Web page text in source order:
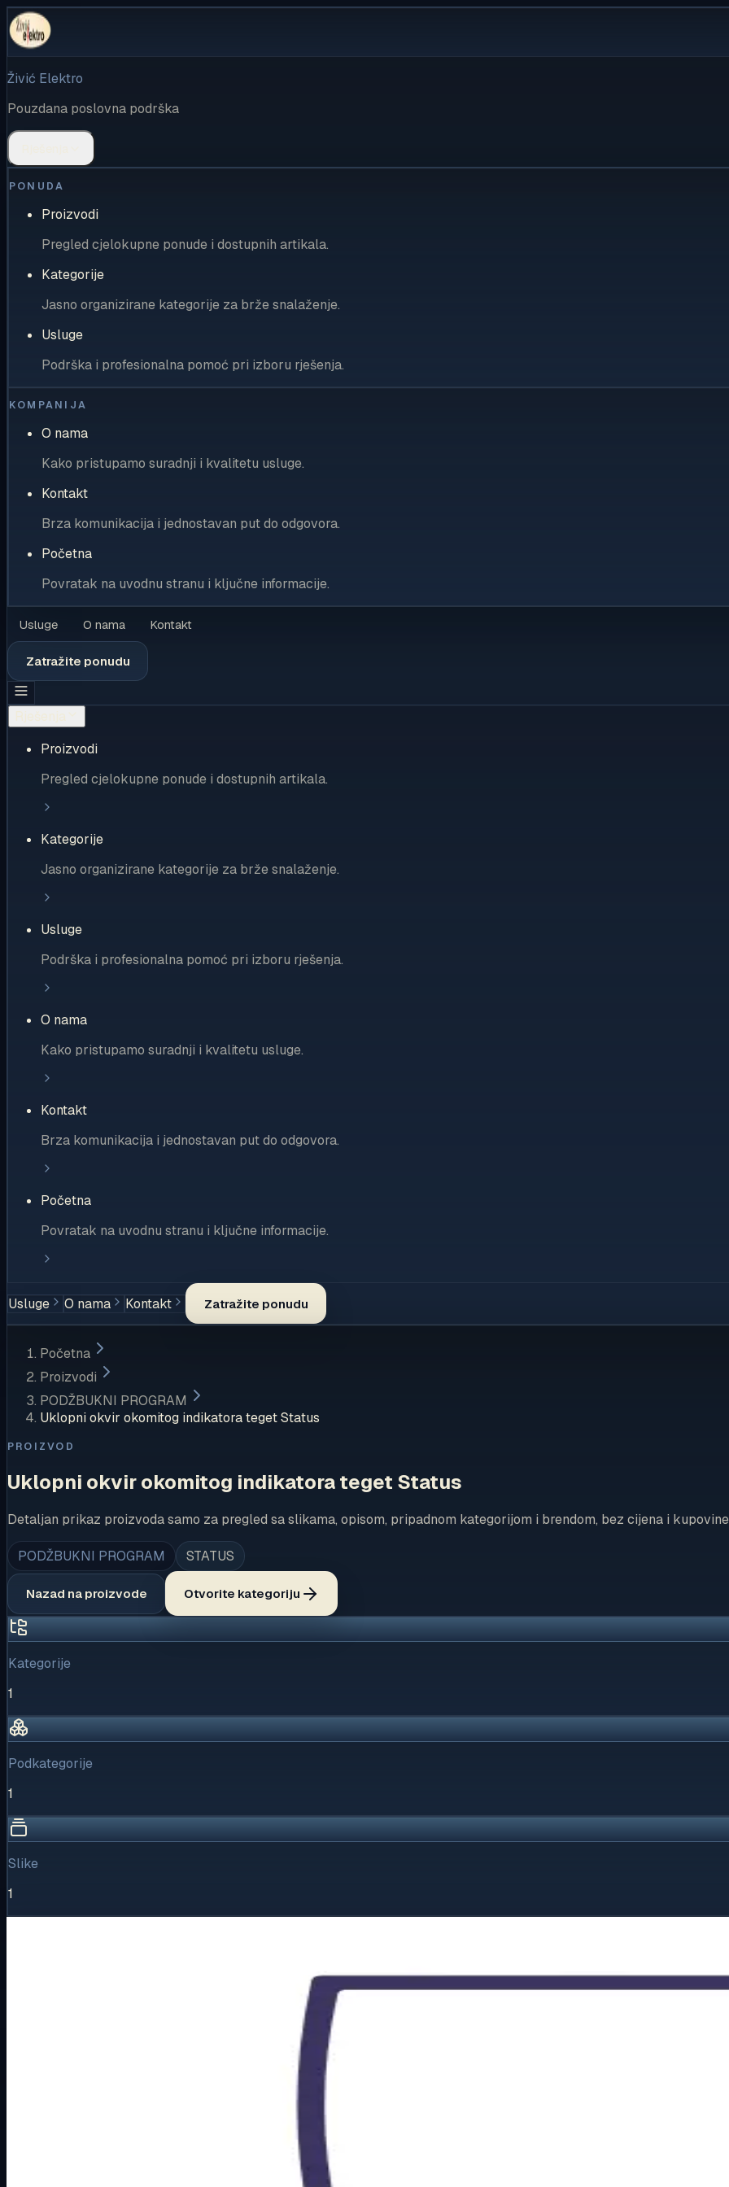
Živić Elektro
Pouzdana poslovna podrška
PONUDA
Proizvodi
Pregled cjelokupne ponude i dostupnih artikala.
Kategorije
Jasno organizirane kategorije za brže snalaženje.
Usluge
Podrška i profesionalna pomoć pri izboru rješenja.
KOMPANIJA
O nama
Kako pristupamo suradnji i kvalitetu usluge.
Kontakt
Brza komunikacija i jednostavan put do odgovora.
Početna
Povratak na uvodnu stranu i ključne informacije.
Usluge O nama Kontakt
Zatražite ponudu
Proizvodi
Pregled cjelokupne ponude i dostupnih artikala.
Kategorije
Jasno organizirane kategorije za brže snalaženje.
Usluge
Podrška i profesionalna pomoć pri izboru rješenja.
O nama
Kako pristupamo suradnji i kvalitetu usluge.
Kontakt
Brza komunikacija i jednostavan put do odgovora.
Početna
Povratak na uvodnu stranu i ključne informacije.
Usluge O nama Kontakt Zatražite ponudu
Početna
Proizvodi
PODŽBUKNI PROGRAM
Uklopni okvir okomitog indikatora teget Status
PROIZVOD
Uklopni okvir okomitog indikatora teget Status
Detaljan prikaz proizvoda samo za pregled sa slikama, opisom, pripadnom kategorijom i brendom, bez cijena i
PODŽBUKNI PROGRAM STATUS
Nazad na proizvode Otvorite kategoriju
Kategorije
1
Podkategorije
1
Slike
1